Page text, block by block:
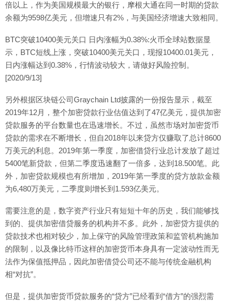
倍以上，作为美国规模最大的银行，摩根大通在同一时期的贷款
余额为9598亿美元，但增速只有2%，与美国经济增速大致相同。
BTC突破10400美元关口 日内涨幅为0.38%:火币全球站数据显
示，BTC短线上涨，突破10400美元关口，现报10400.01美元，
日内涨幅达到0.38%，行情波动较大，请做好风险控制。
[2020/9/13]
另外根据区块链公司Graychain Ltd披露的一份报告显示，截至
2019年12月，整个加密贷款行业估值达到了47亿美元，提供加密
贷款服务的平台数量也在迅速增长。不过，虽然市场对加密货币
贷款的需求在不断增长，但自2018年以来贷方仅赚取了总计8600
万美元的利息。2019年第一季度，加密借贷行业总计发放了超过
5400笔新贷款，但第二季度迅速翻了一倍多，达到18.500笔。此
外，加密贷款规模也有所增加，2019年第一季度的贷方放款金额
为6,480万美元，二季度则增长到1.593亿美元。
需要注意的是，数字资产行业只有短短十年的历史，我们能够找
到的、提供加密借贷服务的机构并不多。此外，加密贷方提供的
贷款技术也相对较少，加上保守的风险管理政策和监管机构施加
的限制，以及像比特币这样的加密货币本身具有一定波动性而无
法作为保值抵押品，因此加密借贷公司还不能与传统金融机构
相“对抗”。
但是，提供加密货币贷款服务的“贷方”已经看到“借方”的强烈需